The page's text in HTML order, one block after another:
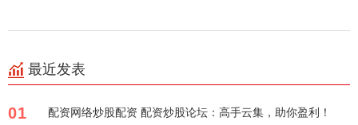
最近发表
01 配资网络炒股配资 配资炒股论坛：高手云集，助你盈利！